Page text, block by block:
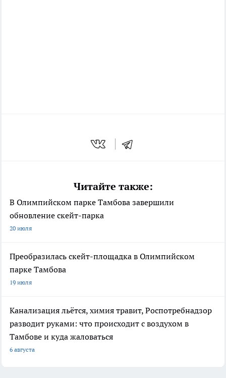
Читайте также:
В Олимпийском парке Тамбова завершили
обновление скейт-парка
20 июля
Преобразилась скейт-площадка в Олимпийском
парке Тамбова
19 июля
Канализация льётся, химия травит, Роспотребнадзор
разводит руками: что происходит с воздухом в
Тамбове и куда жаловаться
6 августа